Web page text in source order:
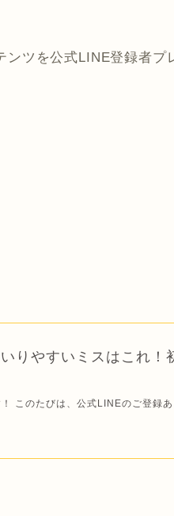
ツを公式LINE登録者プ
りやすいミスはこれ！
このたびは、公式LINEのご登録